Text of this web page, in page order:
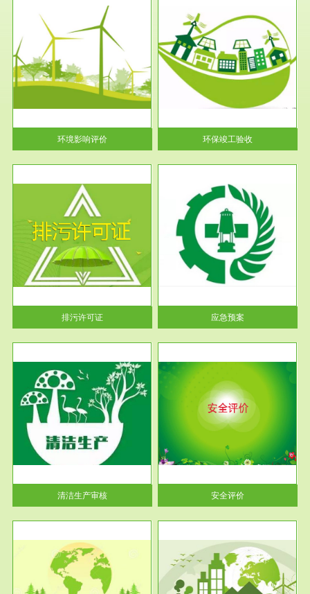
环境影响评价
服务范围
环保竣工验收
根据《建设项目环境保护管理条
例》第十七条 编制环境影响报
告书、...
环保竣工验收
排污许可证
服务范围
应急预案
根据《中华人民共和国环境保护
法》第十九条 企业事业单位应
当按照...
应急预案
清洁生产审核
服务范围
安全评价
安全评价安全评价目的是查找、
分析和预测工程、系统、生产经
营活...
安全评价
服务范围